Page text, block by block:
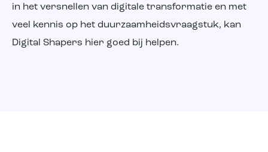
in het versnellen van digitale transformatie en met
veel kennis op het duurzaamheidsvraagstuk, kan
Digital Shapers hier goed bij helpen.